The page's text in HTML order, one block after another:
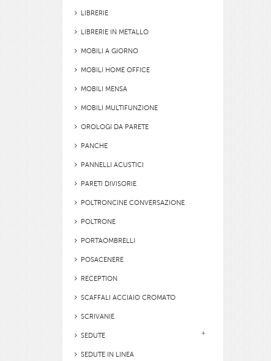
LIBRERIE
LIBRERIE IN METALLO
MOBILI A GIORNO
MOBILI HOME OFFICE
MOBILI MENSA
MOBILI MULTIFUNZIONE
OROLOGI DA PARETE
PANCHE
PANNELLI ACUSTICI
PARETI DIVISORIE
POLTRONCINE CONVERSAZIONE
POLTRONE
PORTAOMBRELLI
POSACENERE
RECEPTION
SCAFFALI ACCIAIO CROMATO
SCRIVANIE
SEDUTE
SEDUTE IN LINEA